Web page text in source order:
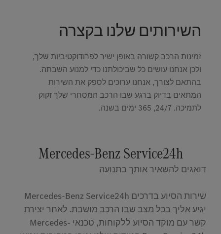
השירותים שלנו בקצרה
זמינות הרכב קשורה באופן ישיר לפרודוקטיביות שלך,
ולכן אנחנו עושים כל שביכולתנו כדי למנוע השבתה.
בהתאם לצורך, אנחנו ערוכים לספק את השירות
המתאים בדיוק ברגע שבו הרכב המסחרי שלך זקוק
לתמיכה. 24/7, 365 ימים בשנה.
Mercedes-Benz Service24h
דואגים להשאיר אותך בתנועה
שירות הסיוע בדרכים Mercedes-Benz Service24h
יגיע אליך בכל מצב שבו הרכב מושבת. לאחר יצירת
קשר עם מוקד הסיוע ללקוחות, טכנאי Mercedes-